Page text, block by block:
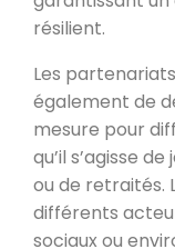
résilient.
Les
également de
mesure pour
qu’il s’agisse
ou de retraités.
différents
sociaux ou